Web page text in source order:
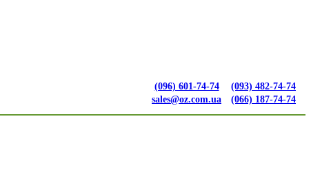
(096) 601-74-74
sales@oz.com.ua
(093) 482-74-74
(066) 187-74-74